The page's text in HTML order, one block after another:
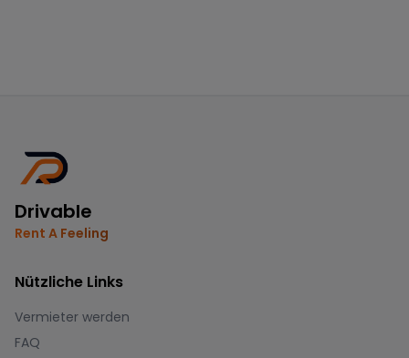
Drivable
Rent A Feeling
Nützliche Links
Vermieter werden
FAQ